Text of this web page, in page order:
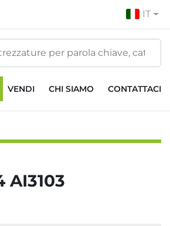
IT
VENDI CHI SIAMO CONTATTACI
AI3103